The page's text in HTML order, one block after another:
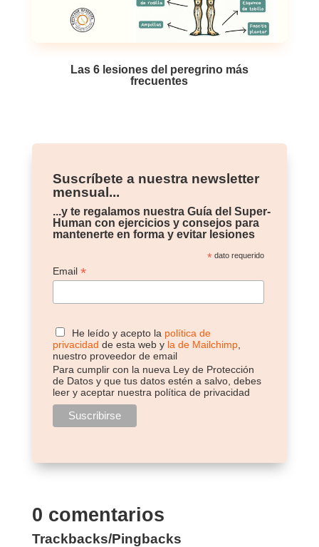
Las 6 lesiones del peregrino más
frecuentes
Suscríbete a nuestra newsletter
mensual...
...y te regalamos nuestra Guía del Super-
Human con ejercicios y consejos para
mantenerte en forma y evitar lesiones
*dato requerido
Email*
He leído y acepto la política de
privacidad de esta web y la de Mailchimp
nuestro proveedor de email
Para cumplir con la nueva Ley de Protección
de Datos y que tus datos estén a salvo, debes
leer y aceptar nuestra política de privacidad
0 comentarios
Trackbacks/Pingbacks